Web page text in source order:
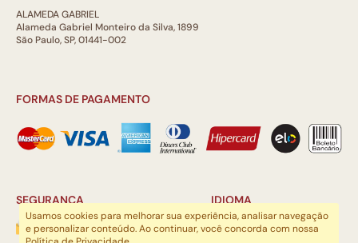
ALAMEDA GABRIEL
Alameda Gabriel Monteiro da Silva, 1899
São Paulo, SP, 01441-002
FORMAS DE PAGAMENTO
SEGURANÇA IDIOMA
Usamos cookies para melhorar sua experiência, analisar navegação
e personalizar conteúdo. Ao continuar, você concorda com nossa